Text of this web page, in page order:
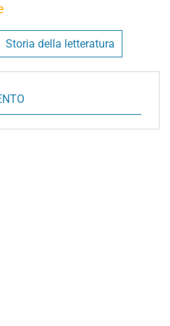
Storia della letteratura